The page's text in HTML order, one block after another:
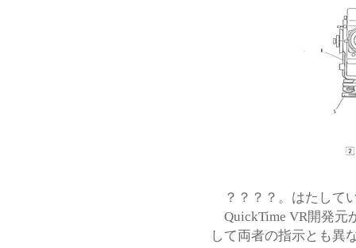
？？？？。はたして
QuickTime VR開発元
して両者の指示とも異